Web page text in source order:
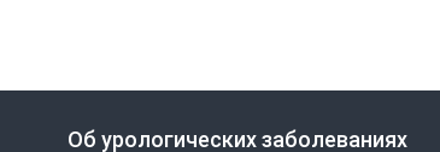
Об урологических заболеваниях